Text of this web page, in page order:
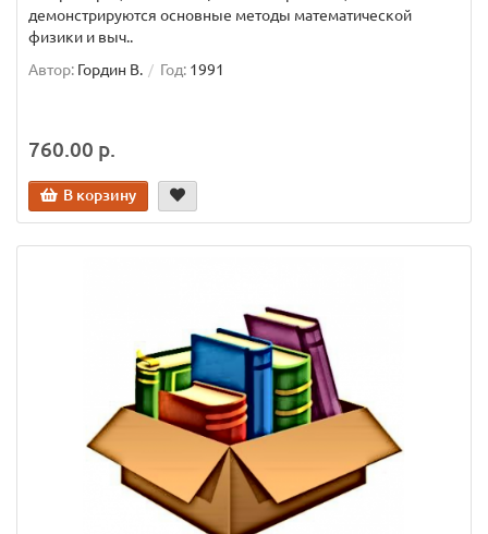
демонстрируются основные методы математической
физики и выч..
Автор: Гордин В. Год: 1991
760.00 р.
В корзину